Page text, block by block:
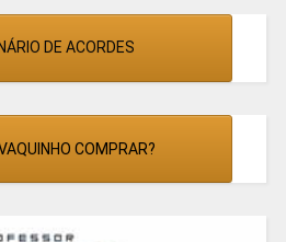
DE ACORDES
COMPRAR?